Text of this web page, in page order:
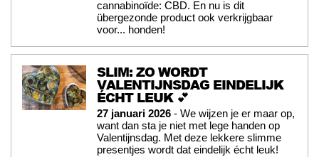
cannabinoïde: CBD. En nu is dit
übergezonde product ook verkrijgbaar
voor... honden!
SLIM: ZO WORDT
VALENTIJNSDAG EINDELIJK
ÉCHT LEUK 💕
27 januari 2026 - We wijzen je er maar op,
want dan sta je niet met lege handen op
Valentijnsdag. Met deze lekkere slimme
presentjes wordt dat eindelijk écht leuk!